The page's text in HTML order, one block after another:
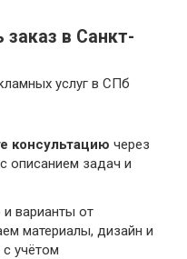
в Санкт-
услуг в СПб
консультацию через
описанием задач и
и варианты от
материалы, дизайн и
учётом